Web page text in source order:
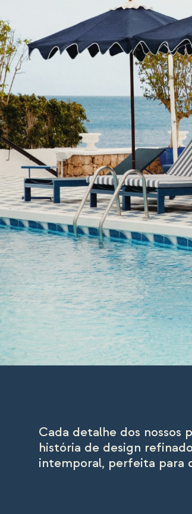
Cada detalhe dos nossos
história de design
intemporal, perfeita para